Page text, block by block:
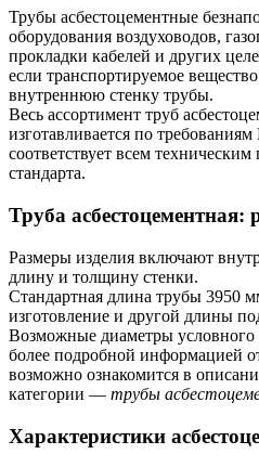
Трубы асбестоцементные
оборудования воздуховодов,
прокладки кабелей и других
если транспортируемое
внутреннюю стенку трубы.
Весь ассортимент труб
изготавливается по
соответствует всем
стандарта.
Труба асбестоцементная:
Размеры изделия включают
длину и толщину стенки.
Стандартная длина трубы 3950
изготовление и другой длины
Возможные диаметры
более подробной информацией
возможно ознакомится в
категории — трубы
Характеристики